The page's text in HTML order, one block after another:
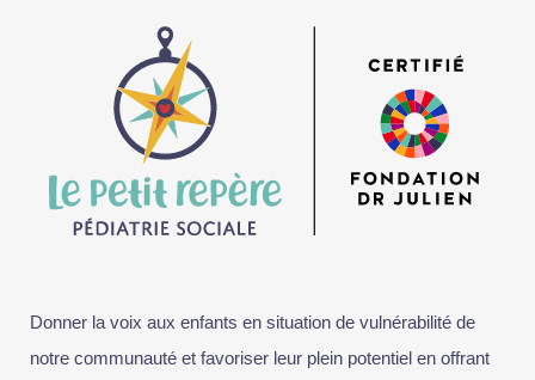
Donner la voix aux enfants en situation de vulnérabilité de
notre communauté et favoriser leur plein potentiel en offrant